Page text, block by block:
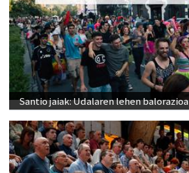
Santio jaiak: Udalaren lehen balorazioa